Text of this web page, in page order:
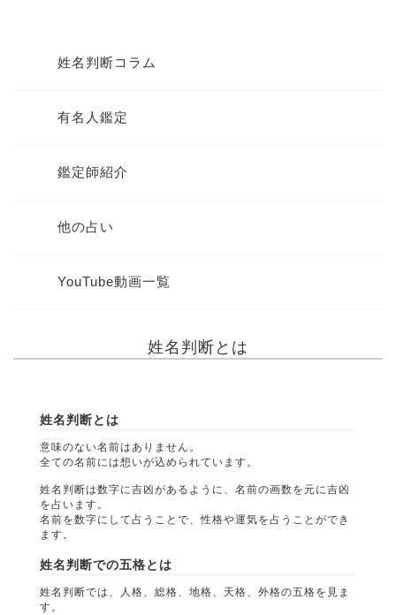
姓名判断コラム
有名人鑑定
鑑定師紹介
他の占い
YouTube動画一覧
姓名判断とは
姓名判断とは
意味のない名前はありません。
全ての名前には想いが込められています。
姓名判断は数字に吉凶があるように、名前の画数を元に吉凶
を占います。
名前を数字にして占うことで、性格や運気を占うことができ
ます。
姓名判断での五格とは
姓名判断では、人格、総格、地格、天格、外格の五格を見ま
す。